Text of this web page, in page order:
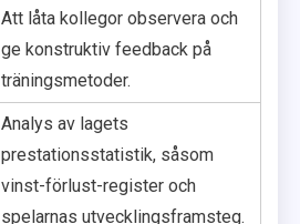
Att låta kollegor observera och
ge konstruktiv feedback på
träningsmetoder.
Analys av lagets
prestationsstatistik, såsom
vinst-förlust-register och
spelarnas utvecklingsframsteg.